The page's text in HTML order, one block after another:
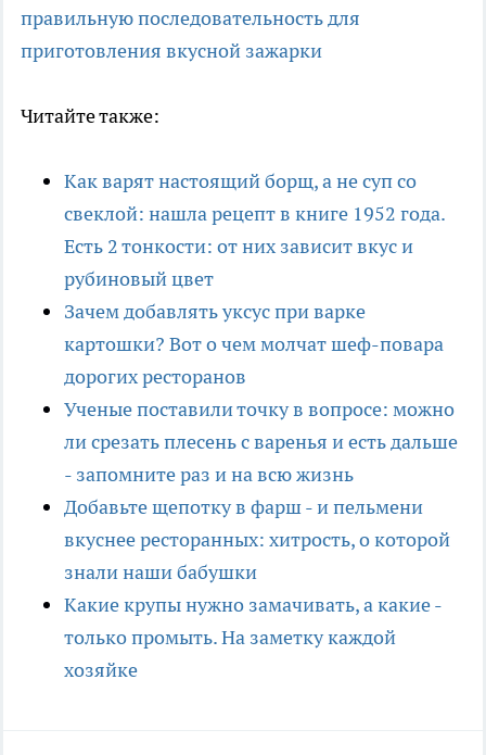
правильную последовательность для
приготовления вкусной зажарки
Читайте также:
Как варят настоящий борщ, а не суп со
свеклой: нашла рецепт в книге 1952 года.
Есть 2 тонкости: от них зависит вкус и
рубиновый цвет
Зачем добавлять уксус при варке
картошки? Вот о чем молчат шеф-повара
дорогих ресторанов
Ученые поставили точку в вопросе: можно
ли срезать плесень с варенья и есть дальше
- запомните раз и на всю жизнь
Добавьте щепотку в фарш - и пельмени
вкуснее ресторанных: хитрость, о которой
знали наши бабушки
Какие крупы нужно замачивать, а какие -
только промыть. На заметку каждой
хозяйке